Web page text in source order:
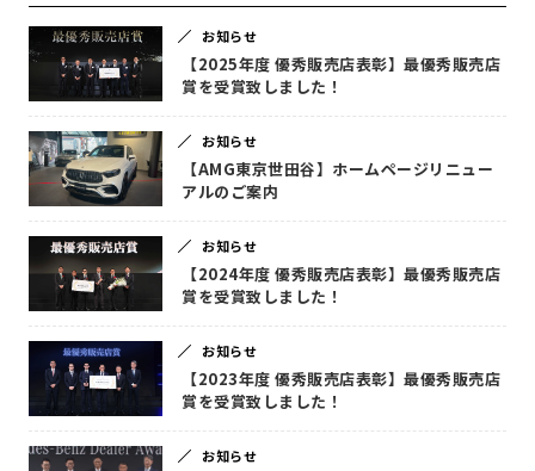
お知らせ
【2025年度 優秀販売店表彰】最優秀販売店
賞を受賞致しました！
お知らせ
【AMG東京世田谷】ホームページリニュー
アルのご案内
お知らせ
【2024年度 優秀販売店表彰】最優秀販売店
賞を受賞致しました！
お知らせ
【2023年度 優秀販売店表彰】最優秀販売店
賞を受賞致しました！
お知らせ